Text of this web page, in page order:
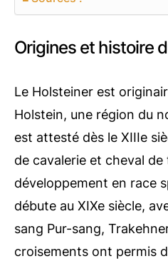
Origines et histoire
Le Holsteiner est
Holstein, une région du
est attesté dès le XIIIe
de cavalerie et cheval de
développement en race
débute au XIXe siècle,
sang Pur-sang,
croisements ont permis